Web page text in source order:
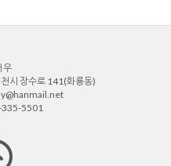
우
시 장수로 141(화룡동)
335-5501